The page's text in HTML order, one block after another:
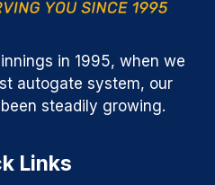
in 1995, when we
autogate system, our
steadily growing.
Links